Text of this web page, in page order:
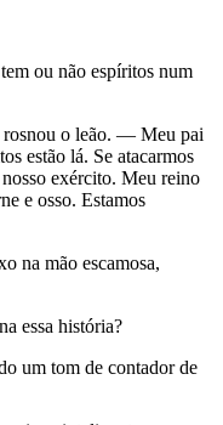
ou não espíritos num
o leão. — Meu pai
estão lá. Se atacarmos
exército. Meu reino
e osso. Estamos
na mão escamosa,
essa história?
um tom de contador de